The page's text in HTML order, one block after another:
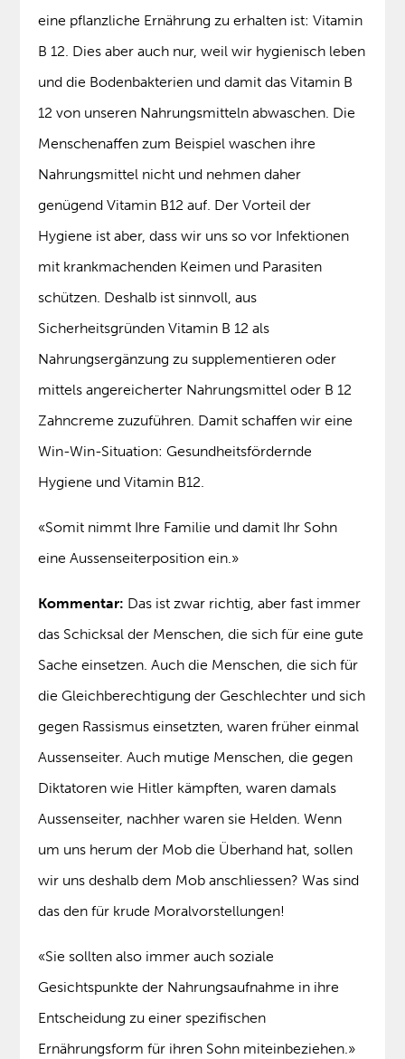
eine pflanzliche Ernährung zu erhalten ist: Vitamin
B 12. Dies aber auch nur, weil wir hygienisch leben
und die Bodenbakterien und damit das Vitamin B
12 von unseren Nahrungsmitteln abwaschen. Die
Menschenaffen zum Beispiel waschen ihre
Nahrungsmittel nicht und nehmen daher
genügend Vitamin B12 auf. Der Vorteil der
Hygiene ist aber, dass wir uns so vor Infektionen
mit krankmachenden Keimen und Parasiten
schützen. Deshalb ist sinnvoll, aus
Sicherheitsgründen Vitamin B 12 als
Nahrungsergänzung zu supplementieren oder
mittels angereicherter Nahrungsmittel oder B 12
Zahncreme zuzuführen. Damit schaffen wir eine
Win-Win-Situation: Gesundheitsfördernde
Hygiene und Vitamin B12.
«Somit nimmt Ihre Familie und damit Ihr Sohn
eine Aussenseiterposition ein.»
Kommentar: Das ist zwar richtig, aber fast immer
das Schicksal der Menschen, die sich für eine gute
Sache einsetzen. Auch die Menschen, die sich für
die Gleichberechtigung der Geschlechter und sich
gegen Rassismus einsetzten, waren früher einmal
Aussenseiter. Auch mutige Menschen, die gegen
Diktatoren wie Hitler kämpften, waren damals
Aussenseiter, nachher waren sie Helden. Wenn
um uns herum der Mob die Überhand hat, sollen
wir uns deshalb dem Mob anschliessen? Was sind
das den für krude Moralvorstellungen!
«Sie sollten also immer auch soziale
Gesichtspunkte der Nahrungsaufnahme in ihre
Entscheidung zu einer spezifischen
Ernährungsform für ihren Sohn miteinbeziehen.»